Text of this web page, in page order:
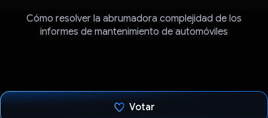
Cómo resolver la abrumadora complejidad de los
informes de mantenimiento de automóviles
Votar